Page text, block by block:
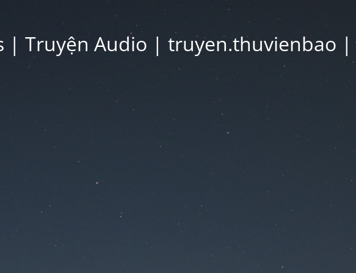
| Truyện Audio | truyen.thuvienbao